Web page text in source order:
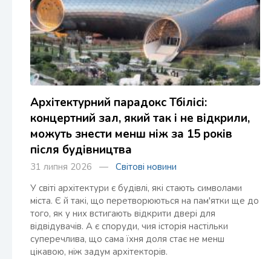
Архітектурний парадокс Тбілісі:
концертний зал, який так і не відкрили,
можуть знести менш ніж за 15 років
після будівництва
31 липня 2026 — Світові новини
У світі архітектури є будівлі, які стають символами
міста. Є й такі, що перетворюються на пам'ятки ще до
того, як у них встигають відкрити двері для
відвідувачів. А є споруди, чия історія настільки
суперечлива, що сама їхня доля стає не менш
цікавою, ніж задум архітекторів.